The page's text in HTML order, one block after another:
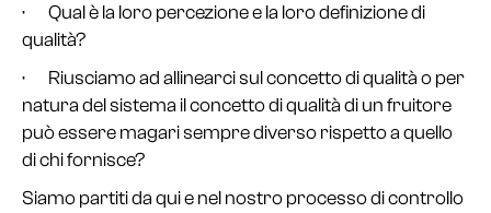
· Qual è la loro percezione e la loro definizione di
qualità?
· Riusciamo ad allinearci sul concetto di qualità o per
natura del sistema il concetto di qualità di un fruitore
può essere magari sempre diverso rispetto a quello
di chi fornisce?
Siamo partiti da qui e nel nostro processo di controllo